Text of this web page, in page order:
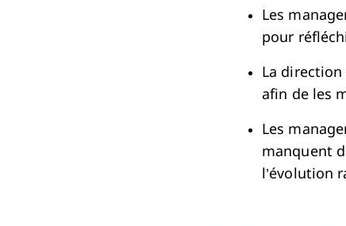
Les
pour
La
afin de les
Les
manquent
l’évolution